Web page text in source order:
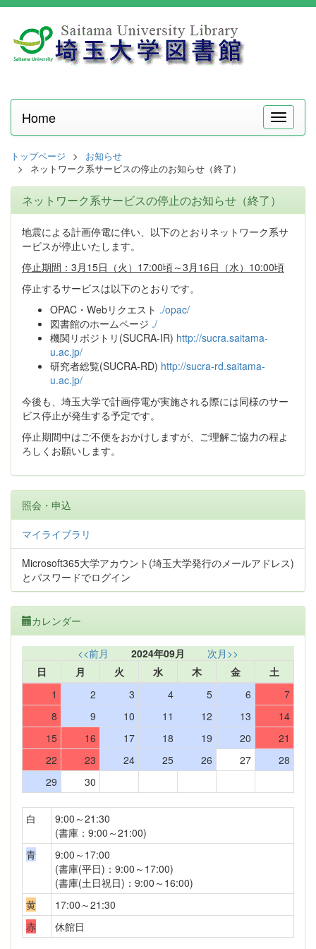
メ
ニ
Home
トップページ
お知らせ
ネットワーク系サービスの停止のお知らせ（終了）
ネットワーク系サービスの停止のお知らせ（終了）
地震による計画停電に伴い、以下のとおりネットワーク系サ
ービスが停止いたします。
停止期間：3月15日（火）17:00頃～3月16日（水）10:00頃
停止するサービスは以下のとおりです。
OPAC・Webリクエスト ./opac/
図書館のホームページ ./
機関リポジトリ(SUCRA-IR) http://sucra.saitama-
u.ac.jp/
研究者総覧(SUCRA-RD) http://sucra-rd.saitama-
u.ac.jp/
今後も、埼玉大学で計画停電が実施される際には同様のサー
ビス停止が発生する予定です。
停止期間中はご不便をおかけしますが、ご理解ご協力の程よ
ろしくお願いします。
照会・申込
マイライブラリ
Microsoft365大学アカウント(埼玉大学発行のメールアドレス)
とパスワードでログイン
カレンダー
<<前月 2024年09月
次月>>
日
月 火 水 木 金
土
1
2 3 4 5 6
7
8
9 10 11 12 13
14
15
16 17 18 19 20
21
22
23 24 25 26 27
28
29
30
白
9:00～21:30
(書庫：9:00～21:00)
青
9:00～17:00
(書庫(平日)：9:00～17:00)
(書庫(土日祝日)：9:00～16:00)
黄
17:00～21:30
赤
休館日